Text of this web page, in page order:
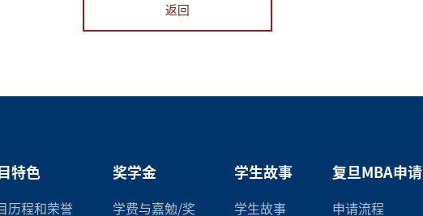
返回
特色
历程和荣誉
奖学金
学费与嘉勉/奖
学生故事
学生故事
复旦MBA申请
申请流程